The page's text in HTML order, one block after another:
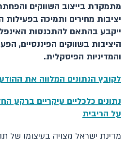
מתמקדת בייצוב השווקים
יציבות מחירים ותמיכה בפעילות
ייקבע בהתאם להתכנסות
היציבות בשווקים הפיננסיים,
והמדיניות הפיסקלית.
לקובץ הנתונים המלווה את
נתונים כלכליים עיקריים ברקע
על הריבית
מדינת ישראל מצויה בעיצומו של